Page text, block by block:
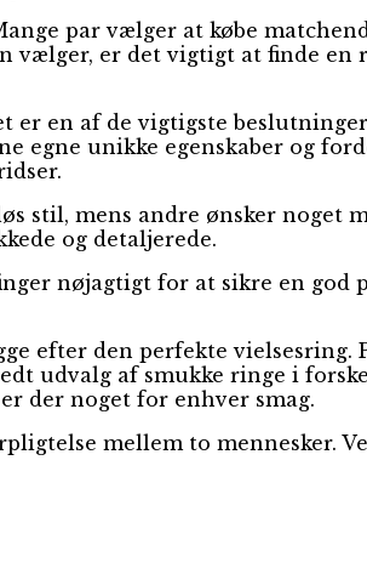
par vælger at købe
er det vigtigt at finde en
en af de vigtigste
egne unikke egenskaber og
stil, mens andre ønsker noget
og detaljerede.
nøjagtigt for at sikre en god
efter den perfekte vielsesring.
udvalg af smukke ringe i
der noget for enhver smag.
mellem to mennesker.